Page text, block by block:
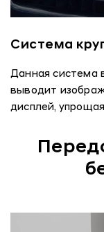
Система
Данная система
выводит
дисплей,